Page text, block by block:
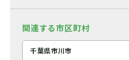
関連する市区町村
千葉県市川市